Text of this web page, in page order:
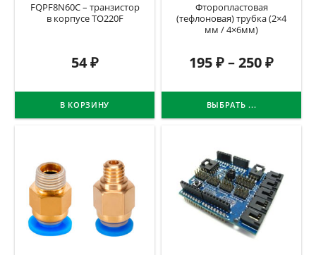
FQPF8N60C – транзистор
в корпусе TO220F
54₽
В КОРЗИНУ
Фторопластовая
(тефлоновая) трубка (2×4
мм / 4×6мм)
195₽–250₽
ВЫБРАТЬ ...